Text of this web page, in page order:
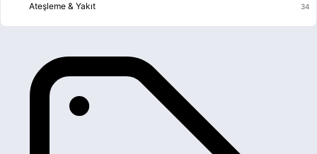
Ateşleme & Yakıt
Elektrik
Fren & Debriyaj
Isıtma & Havalandırma & Klima